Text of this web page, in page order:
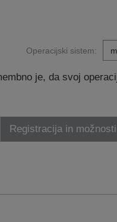
Operacijski sistem:
je, da svoj
Registracija in